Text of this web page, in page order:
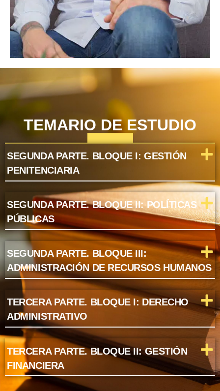
TEMARIO DE ESTUDIO
SEGUNDA PARTE. BLOQUE I: GESTIÓN
PENITENCIARIA
SEGUNDA PARTE. BLOQUE II: POLÍTICAS
PÚBLICAS
SEGUNDA PARTE. BLOQUE III:
ADMINISTRACIÓN DE RECURSOS HUMANOS
TERCERA PARTE. BLOQUE I: DERECHO
ADMINISTRATIVO
TERCERA PARTE. BLOQUE II: GESTIÓN
FINANCIERA